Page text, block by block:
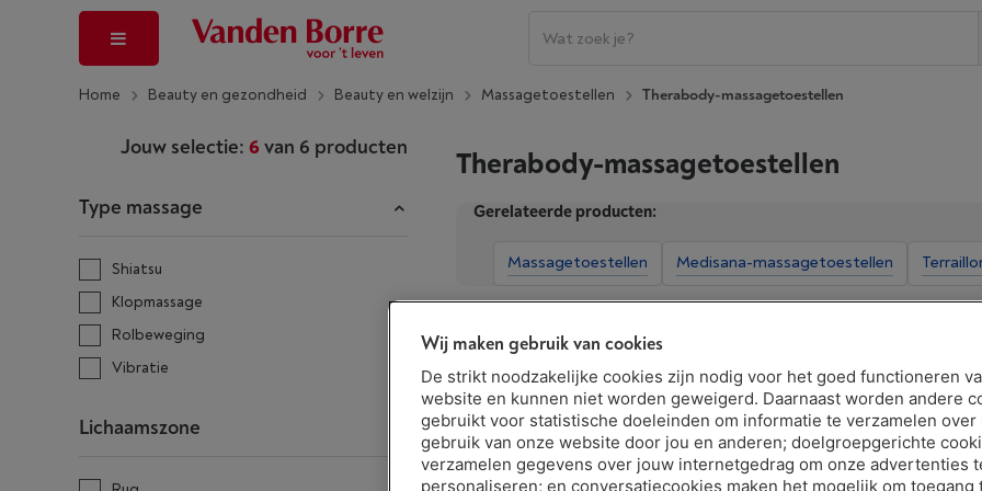
Home Beauty en gezondheid Beauty en welzijn Massagetoestellen Therabody-massagetoestellen
Jouw selectie: 6 van 6 producten
Type massage
Shiatsu
Klopmassage
Rolbeweging
Vibratie
Lichaamszone
Therabody-massagetoestellen
Gerelateerde producten:
Massagetoestellen Medisana-massagetoestellen
Extra kenmerken tonen
THERABODY THERAGUN SENSE
Wij maken gebruik van cookies
De strikt noodzakelijke cookies zijn nodig voor het goed functioneren
website en kunnen niet worden geweigerd. Daarnaast worden andere
gebruikt voor statistische doeleinden om informatie te verzamelen over
gebruik van onze website door jou en anderen; doelgroepgerichte
verzamelen gegevens over jouw internetgedrag om onze advertenties
personaliseren; en conversatiecookies maken het mogelijk om toegang